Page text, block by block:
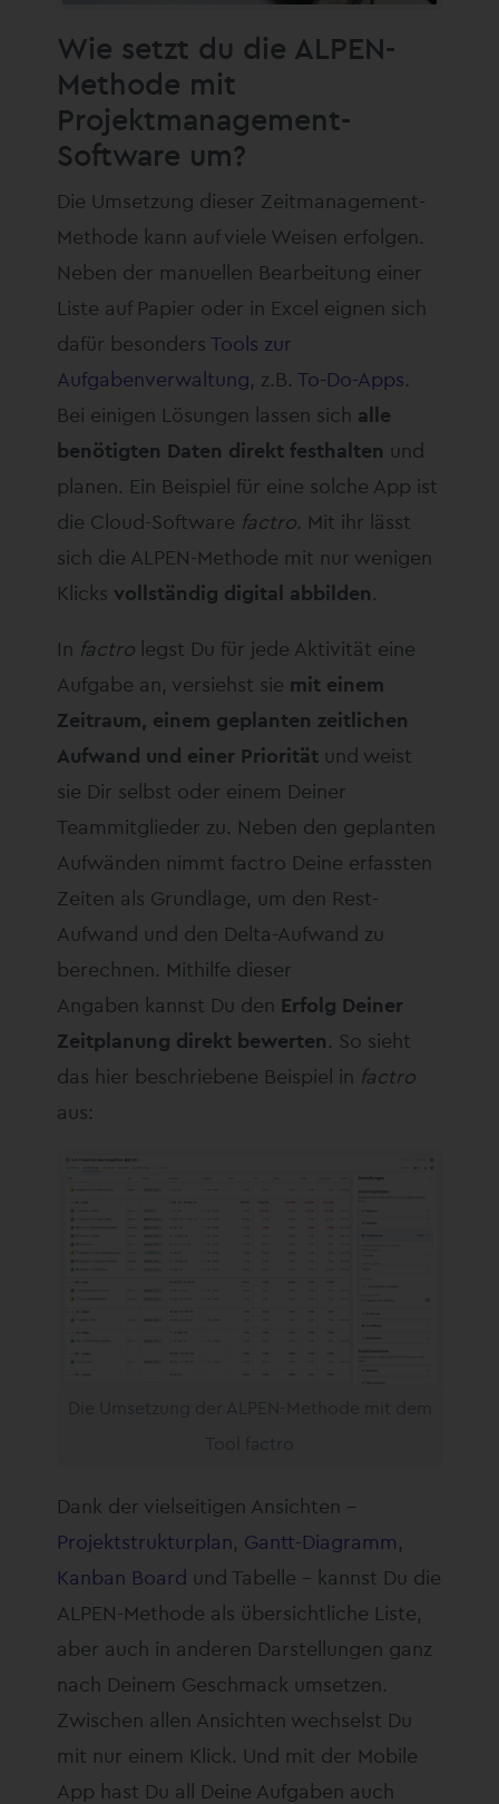
Wie setzt du die ALPEN-
Methode mit
Projektmanagement-
Software um?
Die Umsetzung dieser Zeitmanagement-
Methode kann auf viele Weisen erfolgen.
Neben der manuellen Bearbeitung einer
Liste auf Papier oder in Excel eignen sich
dafür besondersTools zur
Aufgabenverwaltung, z.B.To-Do-Apps.
Bei einigen Lösungen lassen sich alle
benötigten Daten direkt festhalten und
planen. Ein Beispiel für eine solche App ist
die Cloud-Software factro. Mit ihr lässt
sich die ALPEN-Methode mit nur wenigen
Klicks vollständig digital abbilden.
In factro legst Du für jede Aktivität eine
Aufgabe an, versiehst sie mit einem
Zeitraum, einem geplanten zeitlichen
Aufwand und einer Priorität und weist
sie Dir selbst oder einem Deiner
Teammitglieder zu. Neben den geplanten
Aufwänden nimmt factro Deine erfassten
Zeiten als Grundlage, um den Rest-
Aufwand und den Delta-Aufwand zu
berechnen. Mithilfe dieser
Angaben kannst Du den Erfolg Deiner
Zeitplanung direkt bewerten. So sieht
das hier beschriebene Beispiel in factro
aus:
Dank der vielseitigen Ansichten –
Projektstrukturplan, Gantt-Diagramm,
Kanban Board und Tabelle – kannst Du die
ALPEN-Methode als übersichtliche Liste,
aber auch in anderen Darstellungen ganz
nach Deinem Geschmack umsetzen.
Zwischen allen Ansichten wechselst Du
mit nur einem Klick. Und mit der Mobile
App hast Du all Deine Aufgaben auch